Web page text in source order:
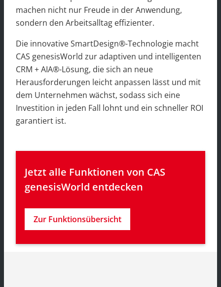
machen nicht nur Freude in der Anwendung,
sondern den Arbeitsalltag effizienter.
Die innovative SmartDesign®-Technologie macht
CAS genesisWorld zur adaptiven und intelligenten
CRM + AIA®-Lösung, die sich an neue
Herausforderungen leicht anpassen lässt und mit
dem Unternehmen wächst, sodass sich eine
Investition in jeden Fall lohnt und ein schneller ROI
garantiert ist.
Jetzt alle Funktionen von CAS
genesisWorld entdecken
Zur Funktionsübersicht